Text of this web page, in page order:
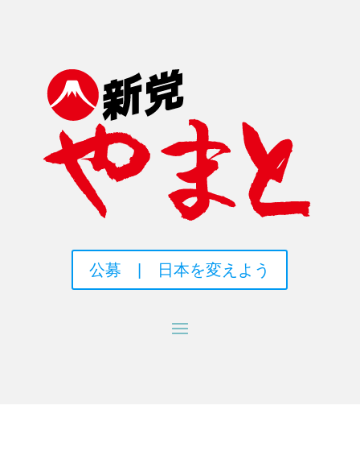
公募 | 日本を変えよう